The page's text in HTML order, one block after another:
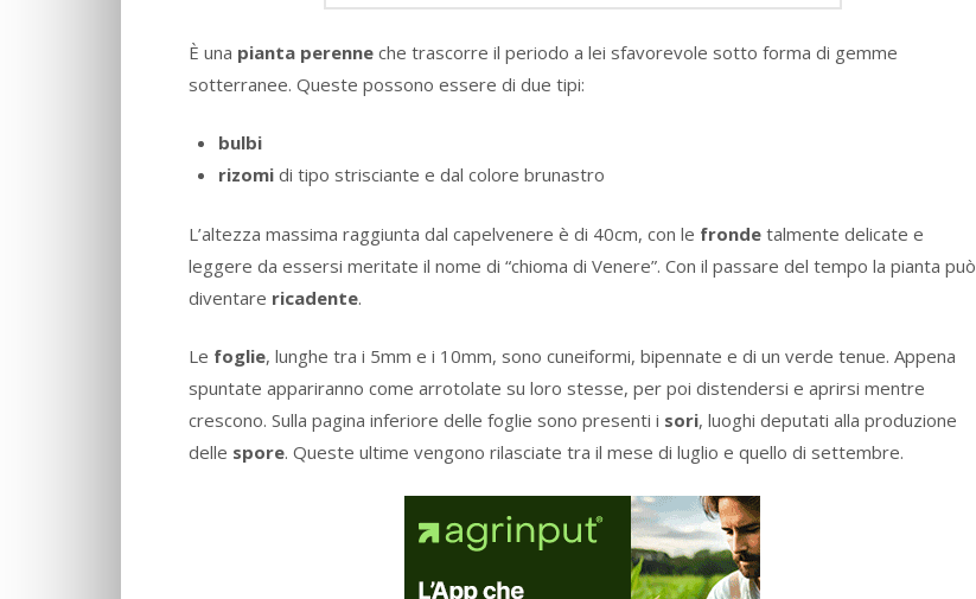
È una pianta perenne che trascorre il periodo a lei sfavorevole sotto forma di gemme
sotterranee. Queste possono essere di due tipi:
bulbi
rizomidi tipo strisciante e dal colore brunastro
L’altezza massima raggiunta dal capelvenere è di 40cm, con le fronde talmente delicate e
leggere da essersi meritate il nome di “chioma di Venere”. Con il passare del tempo la pianta può
diventare ricadente.
Le foglie, lunghe tra i 5mm e i 10mm, sono cuneiformi, bipennate e di un verde tenue. Appena
spuntate appariranno come arrotolate su loro stesse, per poi distendersi e aprirsi mentre
crescono. Sulla pagina inferiore delle foglie sono presenti i sori, luoghi deputati alla produzione
delle spore. Queste ultime vengono rilasciate tra il mese di luglio e quello di settembre.